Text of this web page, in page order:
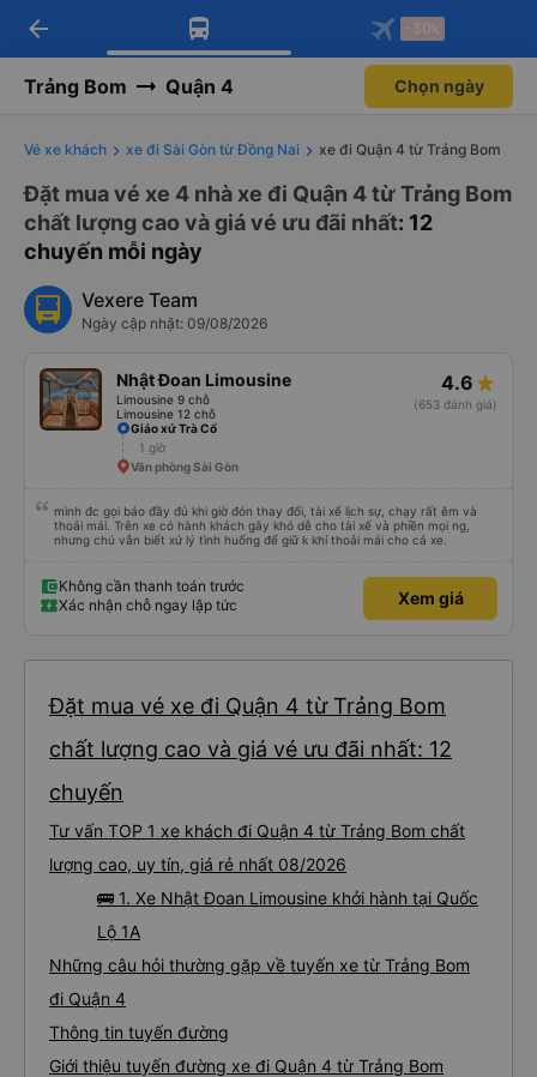
Tải app Vexere ngay!
Nhận ưu đãi thành viên độc
Mở app
Tải app Vexere
-30k/ghế khi đặt vé máy bay qua
Mở app
arrow_back -30k
Trảng Bom Quận 4 Chọn ngày
Vé xe khách xe đi Sài Gòn từ Đồng Nai xe đi Quận 4 từ Trảng Bom
Đặt mua vé xe 4 nhà xe đi Quận 4 từ Trảng Bom
chất lượng cao và giá vé ưu đãi nhất: 12
chuyến mỗi ngày
Vexere Team
Ngày cập nhật: 09/08/2026
Nhật Đoan Limousine
Limousine 9 chỗ
Limousine 12 chỗ
4.6
(653 đánh giá)
Giáo xứ Trà Cổ
1 giờ
Văn phòng Sài Gòn
mình đc gọi báo đầy đủ khi giờ đón thay đổi, tài xế lịch sự, chạy rất êm và
thoải mái. Trên xe có hành khách gây khó dễ cho tài xế và phiền mọi ng,
nhưng chú vẫn biết xử lý tình huống để giữ k khí thoải mái cho cả xe.
Không cần thanh toán trước
Xác nhận chỗ ngay lập tức
Xem giá
Đặt mua vé xe đi Quận 4 từ Trảng Bom
chất lượng cao và giá vé ưu đãi nhất: 12
chuyến
Tư vấn TOP 1 xe khách đi Quận 4 từ Trảng Bom chất
lượng cao, uy tín, giá rẻ nhất 08/2026
🚌 1. Xe Nhật Đoan Limousine khởi hành tại Quốc
Lộ 1A
Những câu hỏi thường gặp về tuyến xe từ Trảng Bom
đi Quận 4
Thông tin tuyến đường
Giới thiệu tuyến đường xe đi Quận 4 từ Trảng Bom